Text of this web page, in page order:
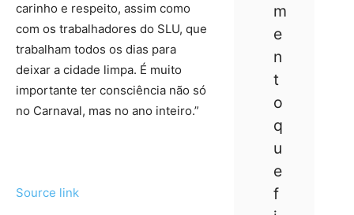
m
e
n
t
o
q
u
e
f
carinho e respeito, assim como
com os trabalhadores do SLU, que
trabalham todos os dias para
deixar a cidade limpa. É muito
importante ter consciência não só
no Carnaval, mas no ano inteiro.”
Source link